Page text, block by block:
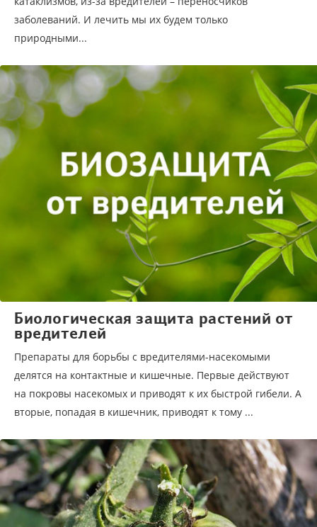
заболеваний. И лечить мы их будем только
природными...
Биологическая защита растений от
вредителей
Препараты для борьбы с вредителями-насекомыми
делятся на контактные и кишечные. Первые действуют
на покровы насекомых и приводят к их быстрой гибели. А
вторые, попадая в кишечник, приводят к тому ...